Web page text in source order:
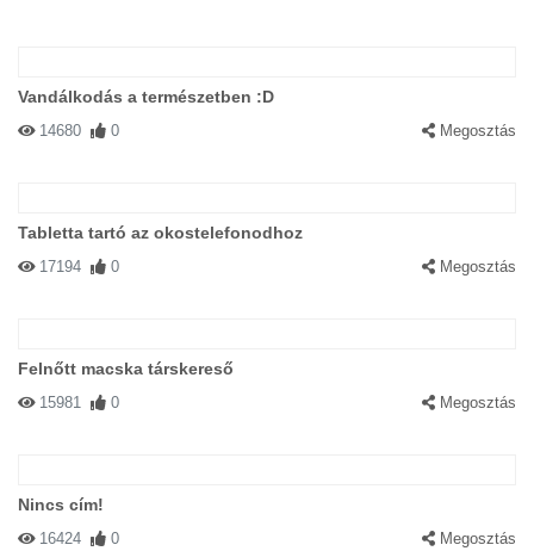
Vandálkodás a természetben :D
14680 0 Megosztás
Tabletta tartó az okostelefonodhoz
17194 0 Megosztás
Felnőtt macska társkereső
15981 0 Megosztás
Nincs cím!
16424 0 Megosztás